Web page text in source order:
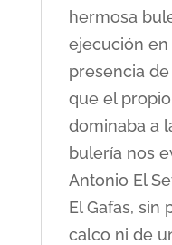
hermosa
ejecución
presencia
que el
dominaba a
bulería nos
Antonio El
El Gafas,
calco ni de